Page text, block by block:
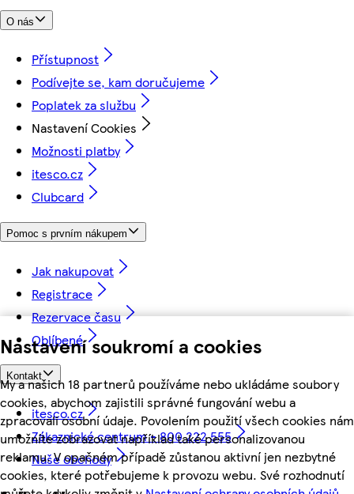
Nastavení soukromí a cookies
My a našich 18 partnerů používáme nebo ukládáme soubory
cookies, abychom zajistili správné fungování webu a
zpracovali osobní údaje. Povolením použití všech cookies nám
umožníte zobrazovat například také personalizovanou
reklamu. V opačném případě zůstanou aktivní jen nezbytné
cookies, které potřebujeme k provozu webu. Své rozhodnutí
O nás
Přístupnost
Podívejte se, kam doručujeme
Poplatek za službu
Nastavení Cookies
Možnosti platby
itesco.cz
Clubcard
Pomoc s prvním nákupem
Jak nakupovat
Registrace
Rezervace času
Oblíbené
Kontakt
itesco.cz
Zákaznické centrum - 800 222 555
Naše obchody